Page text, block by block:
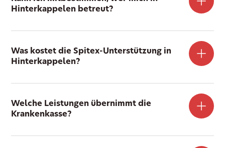
Hinterkappelen betreut?
Was kostet die Spitex-Unterstützung in
Hinterkappelen?
Welche Leistungen übernimmt die
Krankenkasse?